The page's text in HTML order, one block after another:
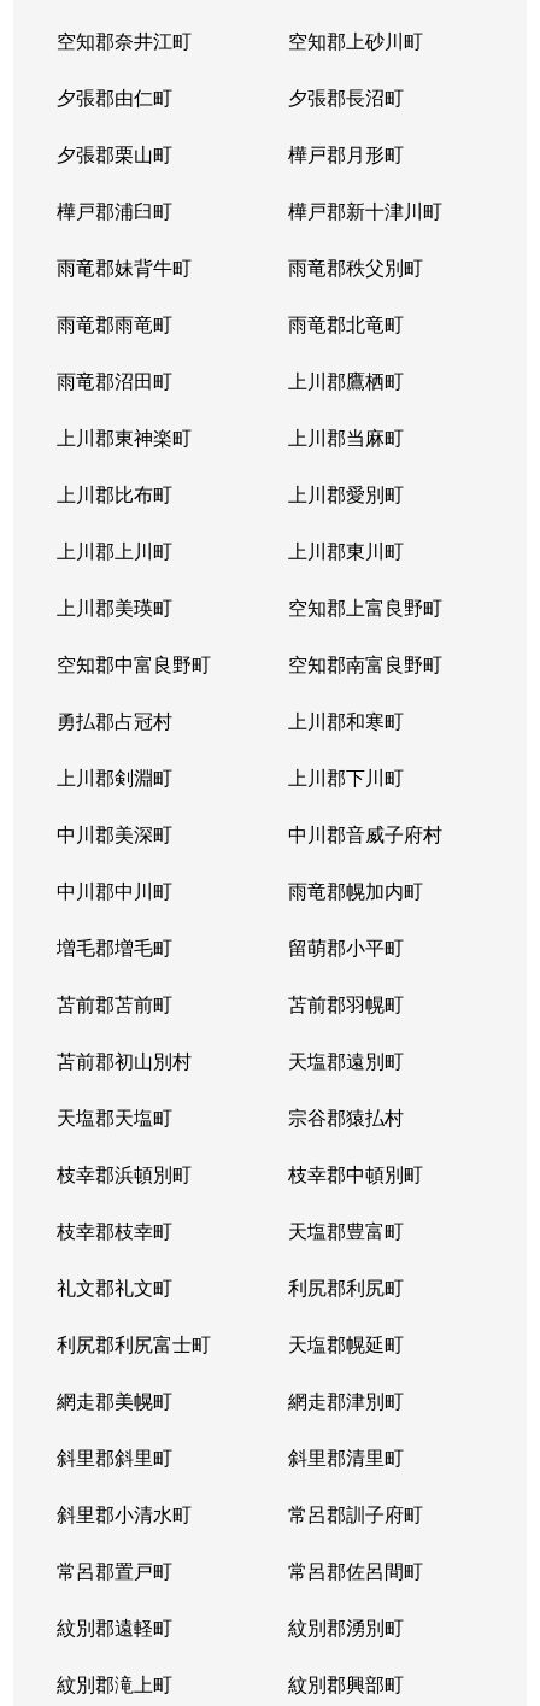
空知郡奈井江町 空知郡上砂川町
夕張郡由仁町 夕張郡長沼町
夕張郡栗山町 樺戸郡月形町
樺戸郡浦臼町 樺戸郡新十津川町
雨竜郡妹背牛町 雨竜郡秩父別町
雨竜郡雨竜町 雨竜郡北竜町
雨竜郡沼田町 上川郡鷹栖町
上川郡東神楽町 上川郡当麻町
上川郡比布町 上川郡愛別町
上川郡上川町 上川郡東川町
上川郡美瑛町 空知郡上富良野町
空知郡中富良野町 空知郡南富良野町
勇払郡占冠村 上川郡和寒町
上川郡剣淵町 上川郡下川町
中川郡美深町 中川郡音威子府村
中川郡中川町 雨竜郡幌加内町
増毛郡増毛町 留萌郡小平町
苫前郡苫前町 苫前郡羽幌町
苫前郡初山別村 天塩郡遠別町
天塩郡天塩町 宗谷郡猿払村
枝幸郡浜頓別町 枝幸郡中頓別町
枝幸郡枝幸町 天塩郡豊富町
礼文郡礼文町 利尻郡利尻町
利尻郡利尻富士町 天塩郡幌延町
網走郡美幌町 網走郡津別町
斜里郡斜里町 斜里郡清里町
斜里郡小清水町 常呂郡訓子府町
常呂郡置戸町 常呂郡佐呂間町
紋別郡遠軽町 紋別郡湧別町
紋別郡滝上町 紋別郡興部町